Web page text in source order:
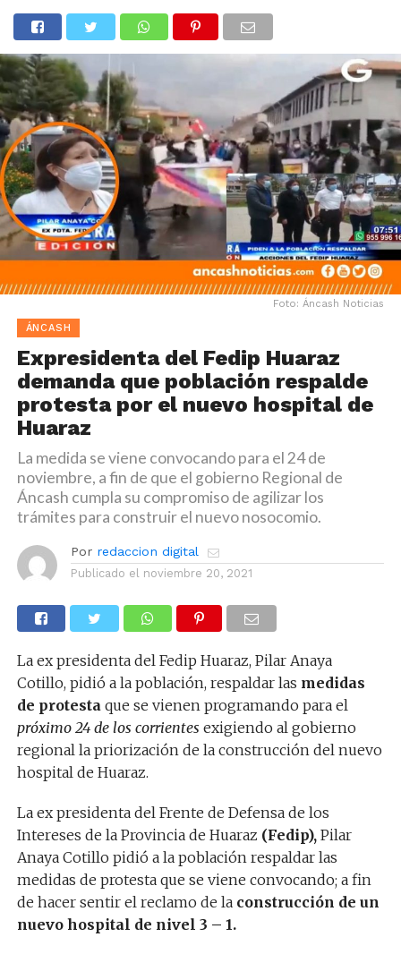
Foto: Áncash Noticias
ÁNCASH
Expresidenta del Fedip Huaraz
demanda que población respalde
protesta por el nuevo hospital de
Huaraz
La medida se viene convocando para el 24 de
noviembre, a fin de que el gobierno Regional de
Áncash cumpla su compromiso de agilizar los
trámites para construir el nuevo nosocomio.
Por redaccion digital
Publicado el noviembre 20, 2021
La ex presidenta del Fedip Huaraz, Pilar Anaya
Cotillo, pidió a la población, respaldar las medidas
de protesta que se vienen programando para el
próximo 24 de los corrientes exigiendo al gobierno
regional la priorización de la construcción del nuevo
hospital de Huaraz.
La ex presidenta del Frente de Defensa de los
Intereses de la Provincia de Huaraz (Fedip), Pilar
Anaya Cotillo pidió a la población respaldar las
medidas de protesta que se viene convocando; a fin
de hacer sentir el reclamo de la construcción de un
nuevo hospital de nivel 3 – 1.